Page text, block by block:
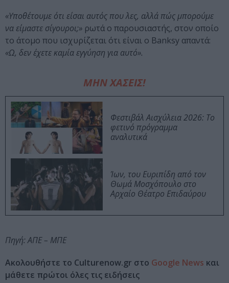
«Υποθέτουμε ότι είσαι αυτός που λες, αλλά πώς μπορούμε
να είμαστε σίγουροι;» ρωτά ο παρουσιαστής, στον οποίο
το άτομο που ισχυρίζεται ότι είναι ο Banksy απαντά:
«Ω, δεν έχετε καμία εγγύηση για αυτό».
ΜΗΝ ΧΑΣΕΙΣ!
Φεστιβάλ Αισχύλεια 2026: Το
φετινό πρόγραμμα
αναλυτικά
Ίων, του Ευριπίδη από τον
Θωμά Μοσχόπουλο στο
Αρχαίο Θέατρο Επιδαύρου
Πηγή: ΑΠΕ – ΜΠΕ
Ακολουθήστε το Culturenow.gr στο Google News και
μάθετε πρώτοι όλες τις ειδήσεις